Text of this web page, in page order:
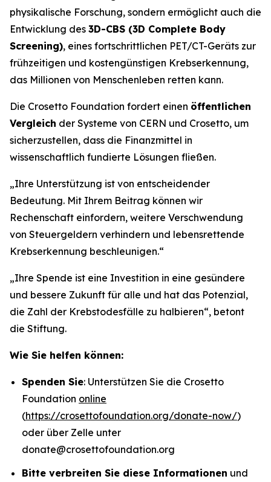
physikalische Forschung, sondern ermöglicht auch die
Entwicklung des 3D-CBS (3D Complete Body
Screening), eines fortschrittlichen PET/CT-Geräts zur
frühzeitigen und kostengünstigen Krebserkennung,
das Millionen von Menschenleben retten kann.
Die Crosetto Foundation fordert einen öffentlichen
Vergleich der Systeme von CERN und Crosetto, um
sicherzustellen, dass die Finanzmittel in
wissenschaftlich fundierte Lösungen fließen.
„Ihre Unterstützung ist von entscheidender
Bedeutung. Mit Ihrem Beitrag können wir
Rechenschaft einfordern, weitere Verschwendung
von Steuergeldern verhindern und lebensrettende
Krebserkennung beschleunigen.“
„Ihre Spende ist eine Investition in eine gesündere
und bessere Zukunft für alle und hat das Potenzial,
die Zahl der Krebstodesfälle zu halbieren“, betont
die Stiftung.
Wie Sie helfen können:
Spenden Sie: Unterstützen Sie die Crosetto
Foundation online
(https://crosettofoundation.org/donate-now/)
oder über Zelle unter
donate@crosettofoundation.org
Bitte verbreiten Sie diese Informationen und